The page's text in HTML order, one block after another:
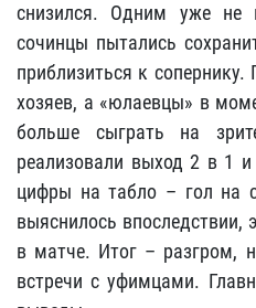
снизился. Одним уже не
сочинцы пытались
приблизиться к
хозяев, а «юлаевцы» в
больше сыграть на
реализовали выход 2 в 1
цифры на табло – гол на
выяснилось
в матче. Итог – разгром,
встречи с уфимцами.